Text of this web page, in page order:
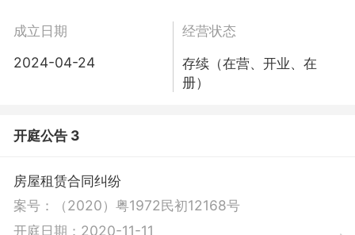
成立日期
2024-04-24
经营状态
存续（在营、开业、在
册）
开庭公告 3
房屋租赁合同纠纷
案号：
（2020）粤1972民初12168号
开庭日期： 2020-11-11